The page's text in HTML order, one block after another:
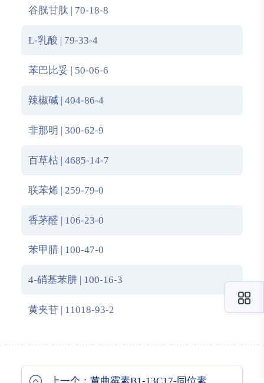
谷胱甘肽 | 70-18-8
L-乳酸 | 79-33-4
苯巴比妥 | 50-06-6
辣椒碱 | 404-86-4
非那明 | 300-62-9
百草枯 | 4685-14-7
联苯烯 | 259-79-0
香茅醛 | 106-23-0
苯甲腈 | 100-47-0
4-硝基苯肼 | 100-16-3
黄夹苷 | 11018-93-2